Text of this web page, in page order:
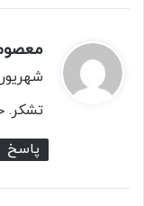
شهریور 28, 1403 در 12:21 ب.ظ
تشکر.
پاسخ